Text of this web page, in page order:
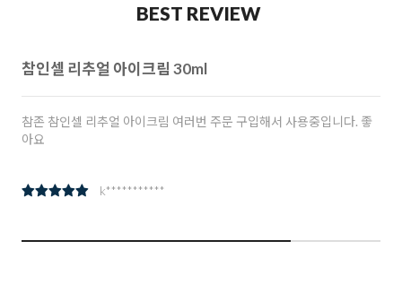
BEST REVIEW
참인셀 리추얼 아이크림 30ml
참존 참인셀 리추얼 아이크림 여러번 주문 구입해서 사용중입니다. 좋
아요
k***********